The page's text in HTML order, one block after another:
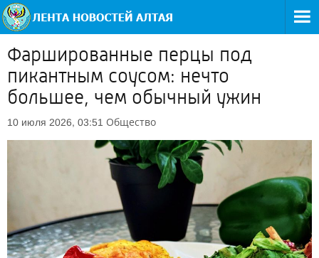
Фаршированные перцы под
пикантным соусом: нечто
большее, чем обычный ужин
10 июля 2026, 03:51 Общество